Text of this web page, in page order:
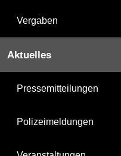
Vergaben
Aktuelles
Pressemitteilungen
Polizeimeldungen